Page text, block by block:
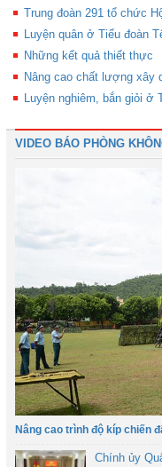
Trung đoàn 291 tổ chức
Luyện quân ở Tiểu đoàn
Những kết quả thiết thực
Nâng cao chất lượng xây
Luyện nghiêm, bắn giỏi ở
VIDEO BÁO PHÒNG
Nâng cao trình độ kíp chiến
Chính ủy